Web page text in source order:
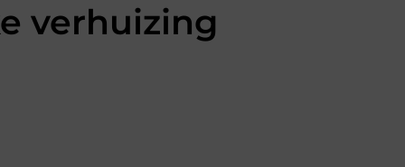
verhuizing